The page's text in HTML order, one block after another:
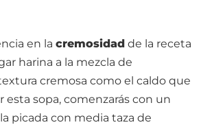
en la cremosidad de la receta
harina a la mezcla de
cremosa como el caldo que
esta sopa, comenzarás con un
picada con media taza de